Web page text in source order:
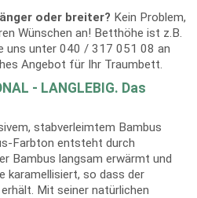
oder breiter? Kein Problem,
Wünschen an! Betthöhe ist z.B.
uns unter 040 / 317 051 08 an
Angebot für Ihr Traumbett.
- LANGLEBIG. Das
stabverleimtem Bambus
Farbton entsteht durch
Bambus langsam erwärmt und
karamellisiert, so dass der
Mit seiner natürlichen